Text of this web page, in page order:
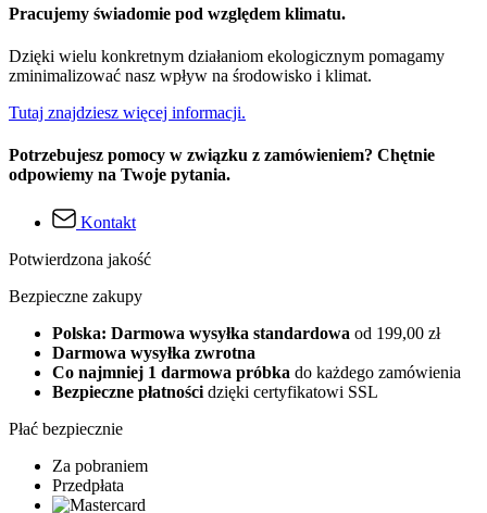
Pracujemy świadomie pod względem klimatu.
Dzięki wielu konkretnym działaniom ekologicznym pomagamy
zminimalizować nasz wpływ na środowisko i klimat.
Tutaj znajdziesz więcej informacji.
Potrzebujesz pomocy w związku z zamówieniem? Chętnie
odpowiemy na Twoje pytania.
Kontakt
Potwierdzona jakość
Bezpieczne zakupy
Polska: Darmowa wysyłka standardowa od 199,00 zł
Darmowa wysyłka zwrotna
Co najmniej 1 darmowa próbka do każdego zamówienia
Bezpieczne płatności dzięki certyfikatowi SSL
Płać bezpiecznie
Za pobraniem
Przedpłata